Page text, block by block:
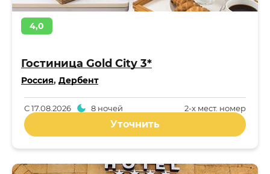
4,0
Гостиница Gold City 3*
Россия, Дербент
2-x мест. номер
С17.08.2026 8 ночей
Уточнить